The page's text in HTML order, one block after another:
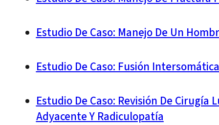
Estudio De Caso: Manejo De Un
Estudio De Caso: Fusión
Estudio De Caso: Revisión De
Adyacente Y Radiculopatía